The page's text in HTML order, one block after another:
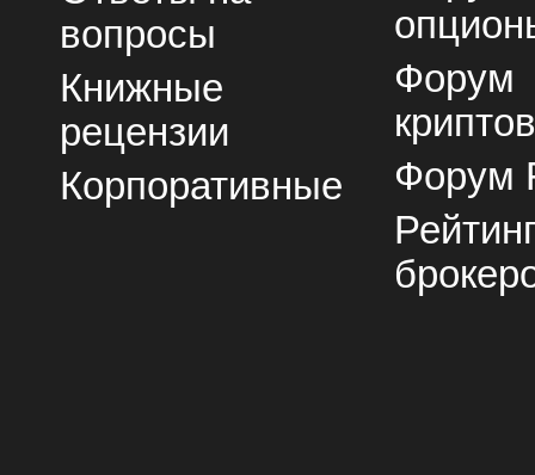
вопросы
Книжные
рецензии
Корпоративные
Форум
Форум